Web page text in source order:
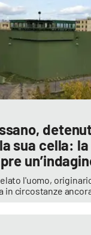
sua cella:
l'uomo,
in circostanze